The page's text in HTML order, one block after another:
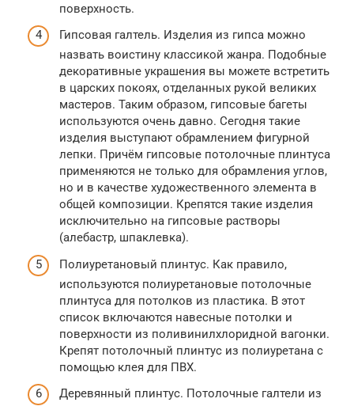
поверхность.
Гипсовая галтель. Изделия из гипса можно
назвать воистину классикой жанра. Подобные
декоративные украшения вы можете встретить
в царских покоях, отделанных рукой великих
мастеров. Таким образом, гипсовые багеты
используются очень давно. Сегодня такие
изделия выступают обрамлением фигурной
лепки. Причём гипсовые потолочные плинтуса
применяются не только для обрамления углов,
но и в качестве художественного элемента в
общей композиции. Крепятся такие изделия
исключительно на гипсовые растворы
(алебастр, шпаклевка).
Полиуретановый плинтус. Как правило,
используются полиуретановые потолочные
плинтуса для потолков из пластика. В этот
список включаются навесные потолки и
поверхности из поливинилхлоридной вагонки.
Крепят потолочный плинтус из полиуретана с
помощью клея для ПВХ.
Деревянный плинтус. Потолочные галтели из